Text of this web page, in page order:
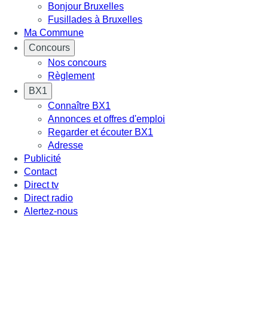
Bonjour Bruxelles
Fusillades à Bruxelles
Ma Commune
Concours
Nos concours
Règlement
BX1
Connaître BX1
Annonces et offres d'emploi
Regarder et écouter BX1
Adresse
Publicité
Contact
Direct tv
Direct radio
Alertez-nous